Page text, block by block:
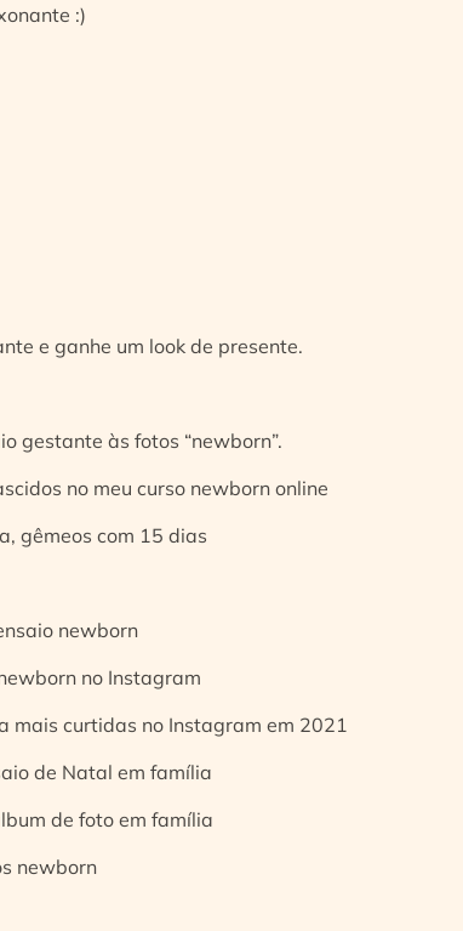
:)
e ganhe um look de presente.
gestante às fotos “newborn”.
no meu curso newborn online
gêmeos com 15 dias
newborn
no Instagram
mais curtidas no Instagram em 2021
de Natal em família
de foto em família
newborn